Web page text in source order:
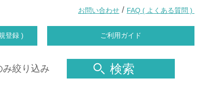
お問い合わせ / FAQ ( よくある質問 )
登録 ) ご利用ガイド
み絞り込み 検索